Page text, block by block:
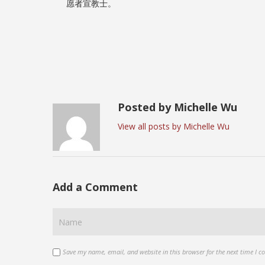
愿者宣教士。
Posted by Michelle Wu
View all posts by Michelle Wu
Add a Comment
Save my name, email, and website in this browser for the next time I